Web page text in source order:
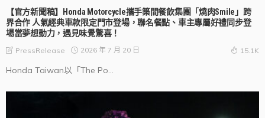
【官方新聞稿】Honda Motorcycle攜手築間餐飲集團「燒肉Smile」跨
界合作 人氣經典車款限定門市登場，聯名餐點、車主專屬好禮同步登
場當夢想動力，遇見味覺驚喜！
PressRelease 2026 年 7 月 20 日 15.1K
Honda Taiwan以「The Po...